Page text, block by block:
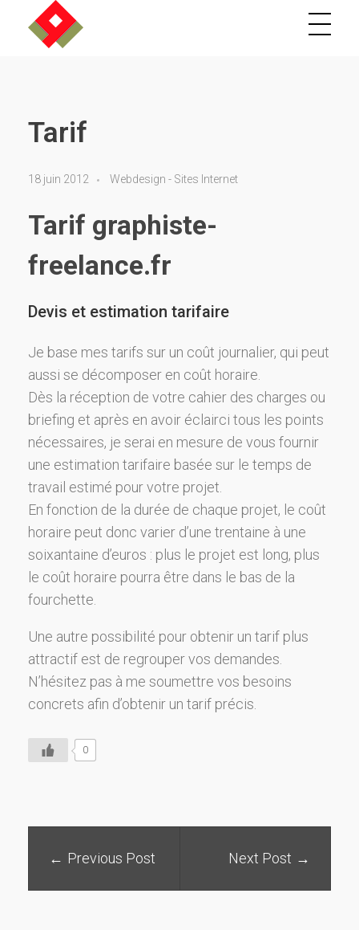
Tarif
18 juin 2012 Webdesign - Sites Internet
Tarif graphiste-
freelance.fr
Devis et estimation tarifaire
Je base mes tarifs sur un coût journalier, qui peut
aussi se décomposer en coût horaire.
Dès la réception de votre cahier des charges ou
briefing et après en avoir éclairci tous les points
nécessaires, je serai en mesure de vous fournir
une estimation tarifaire basée sur le temps de
travail estimé pour votre projet.
En fonction de la durée de chaque projet, le coût
horaire peut donc varier d’une trentaine à une
soixantaine d’euros : plus le projet est long, plus
le coût horaire pourra être dans le bas de la
fourchette.
Une autre possibilité pour obtenir un tarif plus
attractif est de regrouper vos demandes.
N’hésitez pas à me soumettre vos besoins
concrets afin d’obtenir un tarif précis.
0
Previous Post Next Post